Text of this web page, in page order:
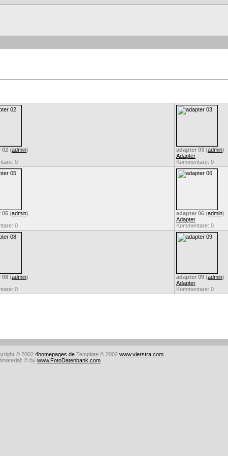
02 (admin)
0
adapter 03 (admin)
Adapter
Kommentare: 0
05 (admin)
0
adapter 06 (admin)
Adapter
Kommentare: 0
08 (admin)
0
adapter 09 (admin)
Adapter
Kommentare: 0
© 2002 4homepages.de Template © 2002 www.vierstra.com
© by www.FotoDatenbank.com